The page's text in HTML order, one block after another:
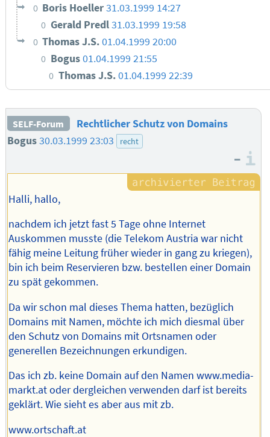
0 Boris Hoeller31.03.1999 14:27
0 Gerald Predl31.03.1999 19:58
0 Thomas J.S.01.04.1999 20:00
0 Bogus01.04.1999 21:55
0 Thomas J.S.01.04.1999 22:39
SELF-Forum
Rechtlicher Schutz von Domains
Bogus30.03.1999 23:03 recht
–
Halli, hallo,
nachdem ich jetzt fast 5 Tage ohne Internet
Auskommen musste (die Telekom Austria war nicht
fähig meine Leitung früher wieder in gang zu kriegen),
bin ich beim Reservieren bzw. bestellen einer Domain
zu spät gekommen.
Da wir schon mal dieses Thema hatten, bezüglich
Domains mit Namen, möchte ich mich diesmal über
den Schutz von Domains mit Ortsnamen oder
generellen Bezeichnungen erkundigen.
Das ich zb. keine Domain auf den Namen www.media-
markt.at oder dergleichen verwenden darf ist bereits
geklärt. Wie sieht es aber aus mit zb.
www.ortschaft.at